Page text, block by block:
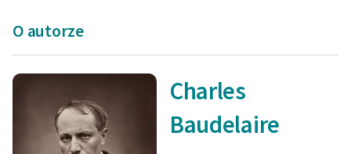
O autorze
Charles
Baudelaire